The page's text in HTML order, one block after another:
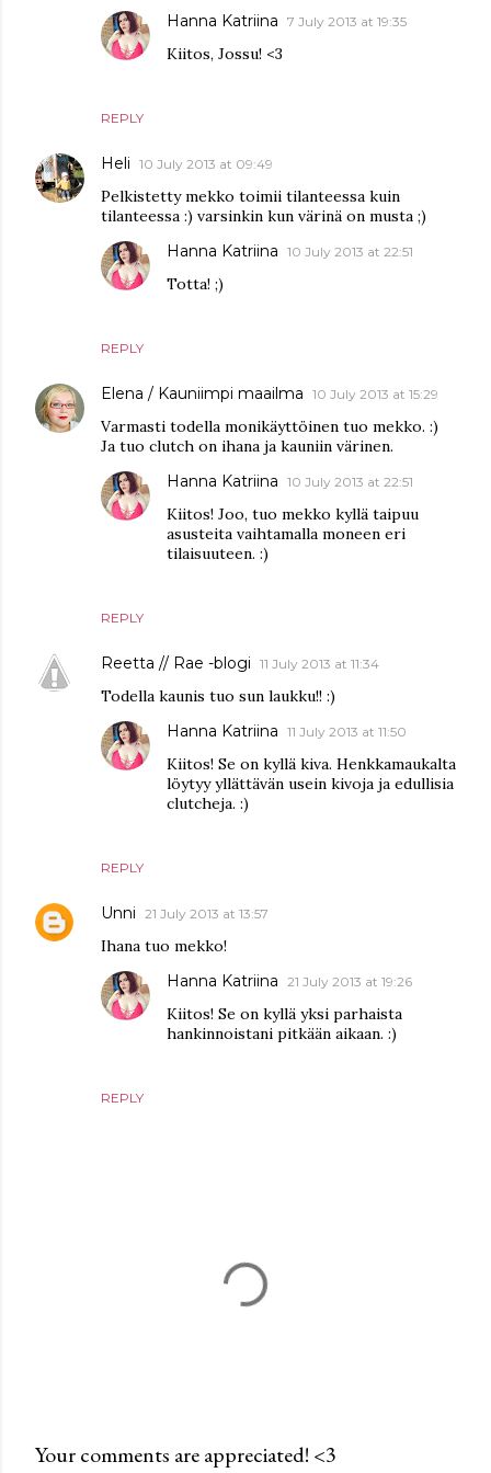
REPLY
Hanna Katriina 7 July 2013 at 19:35
Kiitos, Jossu! <3
Heli 10 July 2013 at 09:49
Pelkistetty mekko toimii tilanteessa kuin
tilanteessa :) varsinkin kun värinä on musta ;)
REPLY
Hanna Katriina 10 July 2013 at 22:51
Totta! ;)
Elena / Kauniimpi maailma 10 July 2013 at 15:29
Varmasti todella monikäyttöinen tuo mekko. :)
Ja tuo clutch on ihana ja kauniin värinen.
REPLY
Hanna Katriina 10 July 2013 at 22:51
Kiitos! Joo, tuo mekko kyllä taipuu
asusteita vaihtamalla moneen eri
tilaisuuteen. :)
Reetta // Rae -blogi 11 July 2013 at 11:34
Todella kaunis tuo sun laukku!! :)
REPLY
Hanna Katriina 11 July 2013 at 11:50
Kiitos! Se on kyllä kiva. Henkkamaukalta
löytyy yllättävän usein kivoja ja edullisia
clutcheja. :)
Unni 21 July 2013 at 13:57
Ihana tuo mekko!
REPLY
Hanna Katriina 21 July 2013 at 19:26
Kiitos! Se on kyllä yksi parhaista
hankinnoistani pitkään aikaan. :)
Your comments are appreciated! <3